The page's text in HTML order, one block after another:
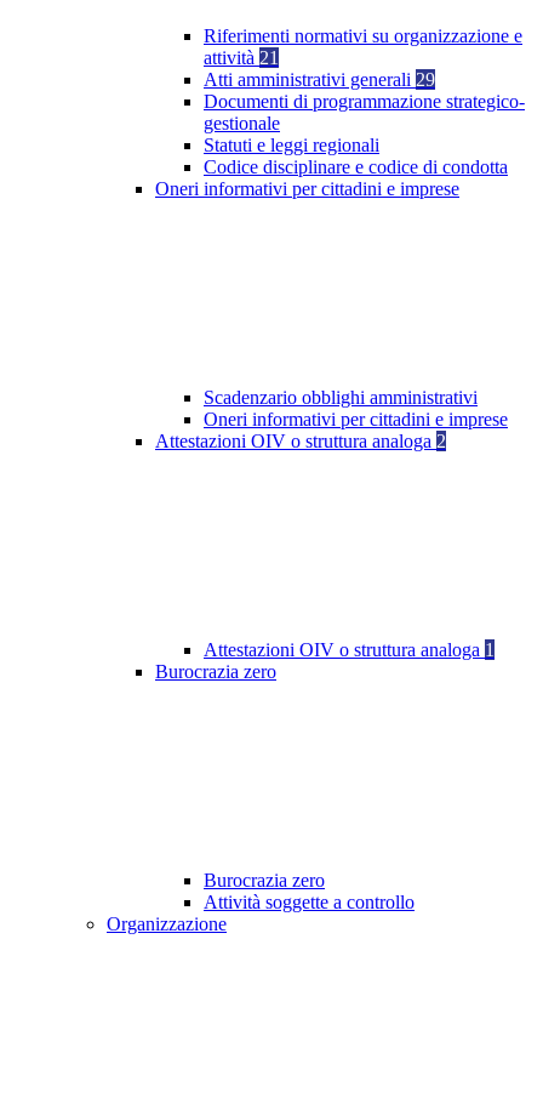
Riferimenti normativi su organizzazione e
attività 21
Atti amministrativi generali 29
Documenti di programmazione strategico-
gestionale
Statuti e leggi regionali
Codice disciplinare e codice di condotta
Oneri informativi per cittadini e imprese
Scadenzario obblighi amministrativi
Oneri informativi per cittadini e imprese
Attestazioni OIV o struttura analoga 2
Attestazioni OIV o struttura analoga 1
Burocrazia zero
Burocrazia zero
Attività soggette a controllo
Organizzazione